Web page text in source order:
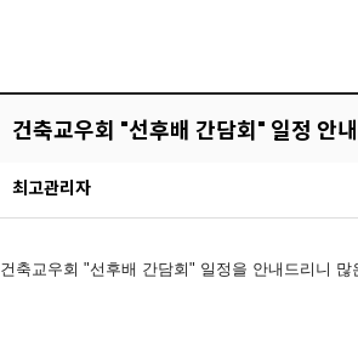
건축교우회 "선후배 간담회" 일정 안내
최고관리자
건축교우회 "선후배 간담회" 일정을 안내드리니 많